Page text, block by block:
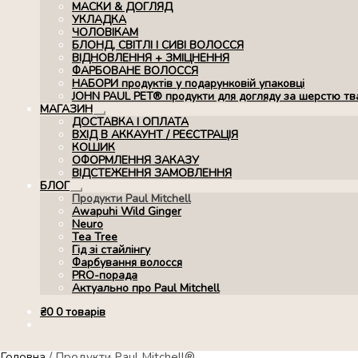
МАСКИ & ДОГЛЯД
УКЛАДКА
ЧОЛОВІКАМ
БЛОНД, СВІТЛІ І СИВІ ВОЛОССЯ
ВІДНОВЛЕННЯ + ЗМІЦНЕННЯ
ФАРБОВАНЕ ВОЛОССЯ
НАБОРИ продуктів у подарунковій упаковці
JOHN PAUL PET® продукти для догляду за шерстю
МАГАЗИН
Розгорнуте
вкладене
меню
ДОСТАВКА І ОПЛАТА
ВХІД В АККАУНТ / РЕЄСТРАЦІЯ
КОШИК
ОФОРМЛЕННЯ ЗАКАЗУ
ВІДСТЕЖЕННЯ ЗАМОВЛЕННЯ
БЛОГ
Розгорнуте
вкладене
меню
Продукти Paul Mitchell
Awapuhi Wild Ginger
Neuro
Tea Tree
Гід зі стайлінгу
Фарбування волосся
PRO-порада
Актуально про Paul Mitchell
₴0 0 товарів